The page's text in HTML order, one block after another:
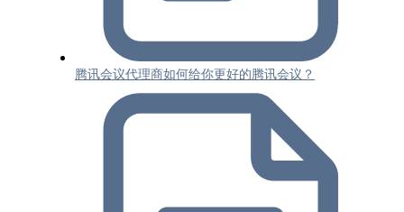
腾讯会议代理商如何给你更好的腾讯会议？